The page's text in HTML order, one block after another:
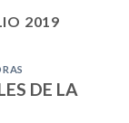
2019
DE LA